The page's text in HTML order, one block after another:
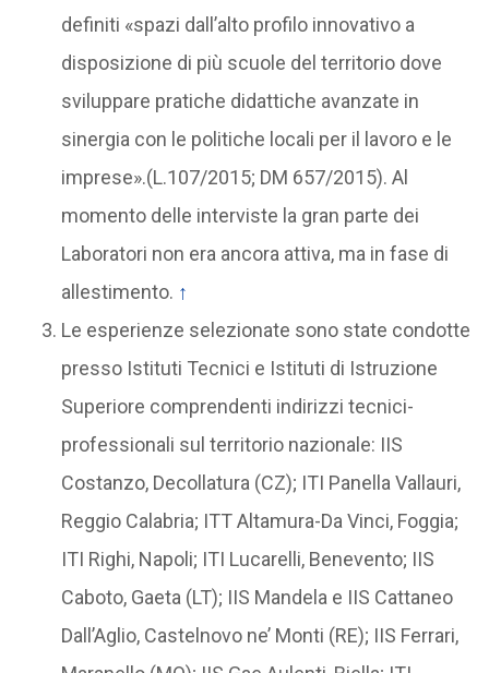
definiti «spazi dall’alto profilo innovativo a
disposizione di più scuole del territorio dove
sviluppare pratiche didattiche avanzate in
sinergia con le politiche locali per il lavoro e le
imprese».(L.107/2015; DM 657/2015). Al
momento delle interviste la gran parte dei
Laboratori non era ancora attiva, ma in fase di
allestimento. ↑
Le esperienze selezionate sono state condotte
presso Istituti Tecnici e Istituti di Istruzione
Superiore comprendenti indirizzi tecnici-
professionali sul territorio nazionale: IIS
Costanzo, Decollatura (CZ); ITI Panella Vallauri,
Reggio Calabria; ITT Altamura-Da Vinci, Foggia;
ITI Righi, Napoli; ITI Lucarelli, Benevento; IIS
Caboto, Gaeta (LT); IIS Mandela e IIS Cattaneo
Dall’Aglio, Castelnovo ne’ Monti (RE); IIS Ferrari,